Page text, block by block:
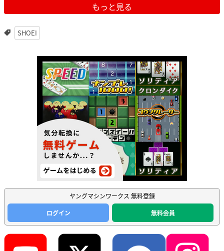
もっと見る
SHOEI
ヤングマシンワークス 無料登録
ログイン
無料会員